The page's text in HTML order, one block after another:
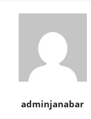
adminjanabar